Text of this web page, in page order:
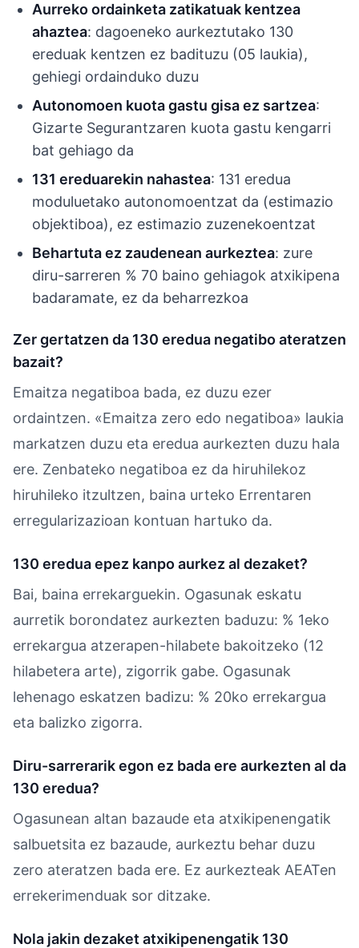
Aurreko ordainketa zatikatuak kentzea
ahaztea: dagoeneko aurkeztutako 130
ereduak kentzen ez badituzu (05 laukia),
gehiegi ordainduko duzu
Autonomoen kuota gastu gisa ez sartzea:
Gizarte Segurantzaren kuota gastu kengarri
bat gehiago da
131 ereduarekin nahastea: 131 eredua
moduluetako autonomoentzat da (estimazio
objektiboa), ez estimazio zuzenekoentzat
Behartuta ez zaudenean aurkeztea: zure
diru-sarreren % 70 baino gehiagok atxikipena
badaramate, ez da beharrezkoa
Zer gertatzen da 130 eredua negatibo ateratzen
bazait?
Emaitza negatiboa bada, ez duzu ezer
ordaintzen. «Emaitza zero edo negatiboa» laukia
markatzen duzu eta eredua aurkezten duzu hala
ere. Zenbateko negatiboa ez da hiruhilekoz
hiruhileko itzultzen, baina urteko Errentaren
erregularizazioan kontuan hartuko da.
130 eredua epez kanpo aurkez al dezaket?
Bai, baina errekarguekin. Ogasunak eskatu
aurretik borondatez aurkezten baduzu: % 1eko
errekargua atzerapen-hilabete bakoitzeko (12
hilabetera arte), zigorrik gabe. Ogasunak
lehenago eskatzen badizu: % 20ko errekargua
eta balizko zigorra.
Diru-sarrerarik egon ez bada ere aurkezten al da
130 eredua?
Ogasunean altan bazaude eta atxikipenengatik
salbuetsita ez bazaude, aurkeztu behar duzu
zero ateratzen bada ere. Ez aurkezteak AEATen
errekerimenduak sor ditzake.
Nola jakin dezaket atxikipenengatik 130